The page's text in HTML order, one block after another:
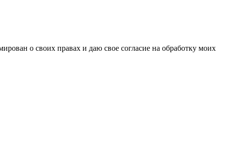
о своих правах и даю свое согласие на обработку моих